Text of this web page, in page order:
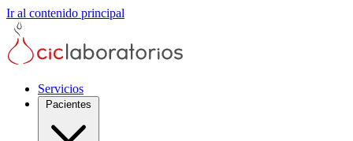
Ir al contenido principal
Servicios